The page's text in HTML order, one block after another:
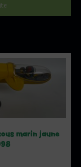
marin jaune